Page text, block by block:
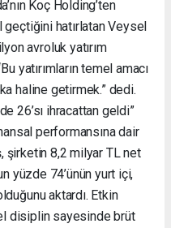
Koç Holding’ten
geçtiğini hatırlatan Veysel
avroluk yatırım
yatırımların temel amacı
haline getirmek.” dedi.
26’sı ihracattan geldi”
performansına dair
şirketin 8,2 milyar TL net
yüzde 74’ünün yurt içi,
aktardı. Etkin
disiplin sayesinde brüt